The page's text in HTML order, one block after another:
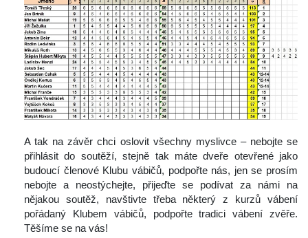
A tak na závěr chci oslovit všechny myslivce – nebojte se
přihlásit do soutěží, stejně tak máte dveře otevřené jako
budoucí členové Klubu vábičů, podpořte nás, jen se prosím
nebojte a neostýchejte, přijeďte se podívat za námi na
nějakou soutěž, navštivte třeba některý z kurzů vábení
pořádaný Klubem vábičů, podpořte tradici vábení zvěře.
Těšíme se na vás!